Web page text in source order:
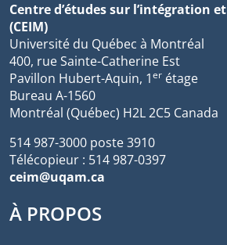
Centre d’études sur l’intégration
(CEIM)
Université du Québec à Montréal
400, rue Sainte-Catherine Est
Pavillon Hubert-Aquin, 1er étage
Bureau A-1560
Montréal (Québec) H2L 2C5 Canada
514 987-3000 poste 3910
Télécopieur : 514 987-0397
ceim@uqam.ca
À PROPOS